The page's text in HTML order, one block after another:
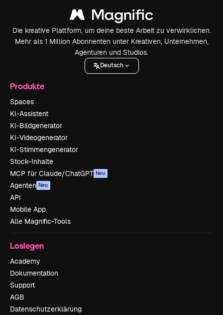
Die kreative Plattform, um deine beste Arbeit zu verwirklichen.
Mehr als 1 Million Abonnenten unter Kreativen, Unternehmen,
Agenturen und Studios.
Deutsch
Produkte
Spaces
KI-Assistent
KI-Bildgenerator
KI-Videogenerator
KI-Stimmengenerator
Stock-Inhalte
MCP für Claude/ChatGPT Neu
Agenten Neu
API
Mobile App
Alle Magnific-Tools
Loslegen
Academy
Dokumentation
Support
AGB
Datenschutzerklärung